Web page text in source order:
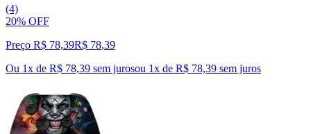
(4)
20% OFF
Preço R$ 78,39R$ 78,39
Ou 1x de R$ 78,39 sem jurosou 1x de R$ 78,39 sem juros